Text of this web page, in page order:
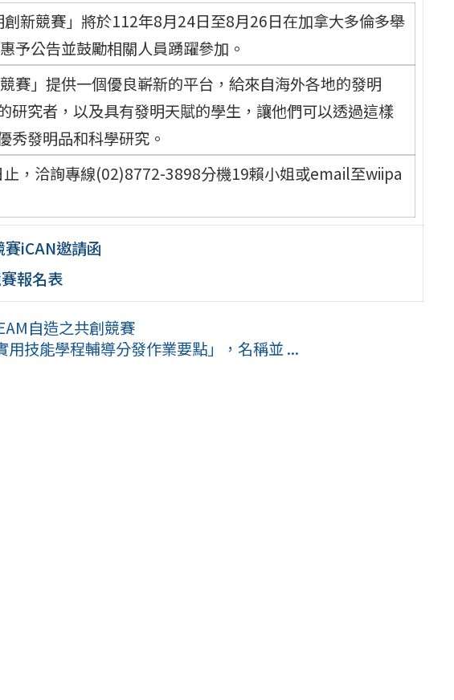
創新競賽」將於112年8月24日至8月26日在加拿大多倫多舉
予公告並鼓勵相關人員踴躍參加。
賽」提供一個優良嶄新的平台，給來自海外各地的發明
研究者，以及具有發明天賦的學生，讓他們可以透過這樣
秀發明品和科學研究。
，洽詢專線(02)8772-3898分機19賴小姐或email至wiipa
iCAN邀請函
報名表
自造之共創競賽
技能學程輔導分發作業要點」，名稱並 ...